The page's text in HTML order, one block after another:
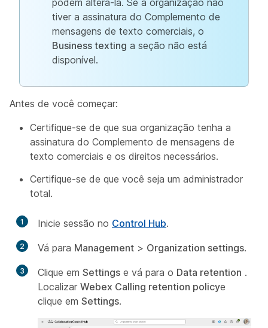
podem alterá-la. Se a organização não
tiver a assinatura do Complemento de
mensagens de texto comerciais, o
Business texting a seção não está
disponível.
Antes de você começar:
Certifique-se de que sua organização tenha a
assinatura do Complemento de mensagens de
texto comerciais e os direitos necessários.
Certifique-se de que você seja um administrador
total.
1 Inicie sessão no Control Hub.
2 Vá para Management > Organization settings.
3 Clique em Settings e vá para o Data retention .
Localizar Webex Calling retention policye
clique em Settings.